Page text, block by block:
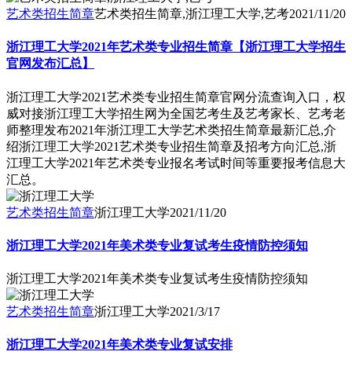
艺术类招生简章艺术类招生简章,浙江理工大学,艺考2021/11/20
浙江理工大学2021年艺术类专业招生简章【浙江理工大学招生
官网发布汇总】
浙江理工大学2021艺术类专业招生简章官网分流查询入口，权
威对接浙江理工大学招生网为全国艺考生及艺考家长、艺考老
师整理发布2021年浙江理工大学艺术类招生简章最新汇总,介
绍浙江理工大学2021艺术类专业招生简章及招考方向汇总,浙
江理工大学2021年艺术类专业报名考试时间等重要报考信息大
汇总。
艺术类招生简章浙江理工大学2021/11/20
浙江理工大学2021年美术类专业复试考生疫情防控须知
浙江理工大学2021年美术类专业复试考生疫情防控须知
艺术类招生简章浙江理工大学2021/3/17
浙江理工大学2021年美术类专业复试安排